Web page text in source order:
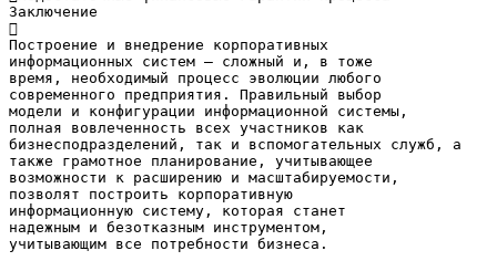
Заключение

Построение и внедрение корпоративных
информационных систем – сложный и, в тоже
время, необходимый процесс эволюции любого
современного предприятия. Правильный выбор
модели и конфигурации информационной системы,
полная вовлеченность всех участников как
бизнесподразделений, так и вспомогательных служб, а
также грамотное планирование, учитывающее
возможности к расширению и масштабируемости,
позволят построить корпоративную
информационную систему, которая станет
надежным и безотказным инструментом,